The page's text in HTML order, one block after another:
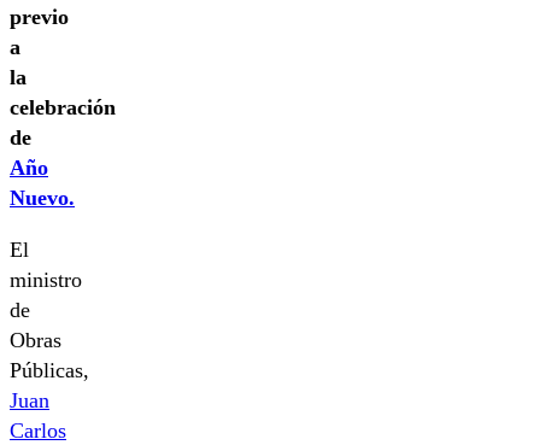
previo
a
la
celebración
de
Año
Nuevo.
El
ministro
de
Obras
Públicas,
Juan
Carlos